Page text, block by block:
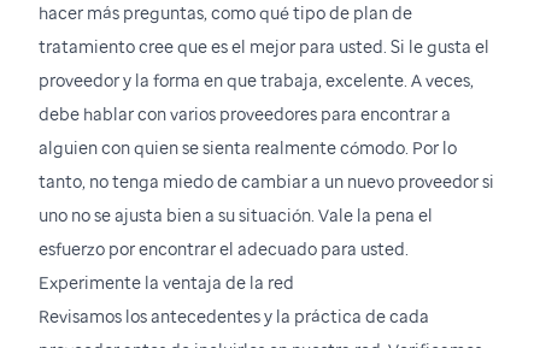
hacer más preguntas, como qué tipo de plan de
tratamiento cree que es el mejor para usted. Si le gusta el
proveedor y la forma en que trabaja, excelente. A veces,
debe hablar con varios proveedores para encontrar a
alguien con quien se sienta realmente cómodo. Por lo
tanto, no tenga miedo de cambiar a un nuevo proveedor si
uno no se ajusta bien a su situación. Vale la pena el
esfuerzo por encontrar el adecuado para usted.
Experimente la ventaja de la red
Revisamos los antecedentes y la práctica de cada